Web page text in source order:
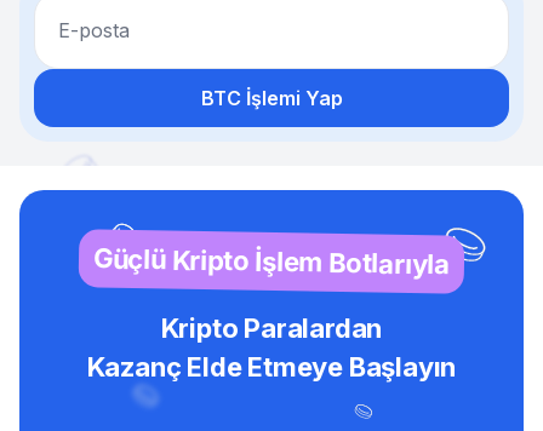
E-posta
BTC İşlemi Yap
Güçlü Kripto İşlem Botlarıyla
Kripto Paralardan
Kazanç Elde Etmeye Başlayın